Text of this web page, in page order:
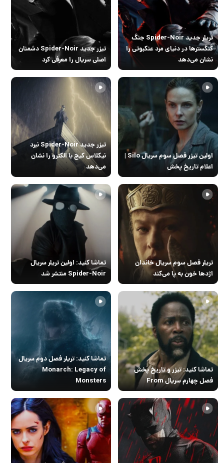
تریلر جدید Spider-Noir جنگ
گنگسترها در دنیای مرد عنکبوتی را
نشان می‌دهد
تیزر جدید Spider-Noir دشمنان
اصلی سریال را معرفی کرد
اولین تیزر فصل سوم سریال Silo |
اعلام تاریخ پخش
تیزر جدید Spider-Noir نبرد
نیکلاس کیج با الکترو را نشان
می‌دهد
تریلر فصل سوم سریال خاندان
اژدها خون به پا می‌کند
تماشا کنید: اولین تریلر سریال
Spider-Noir منتشر شد
تماشا کنید: تیزر و تاریخ پخش
فصل چهارم سریال From
تماشا کنید: تریلر فصل دوم سریال
Monarch: Legacy of
Monsters